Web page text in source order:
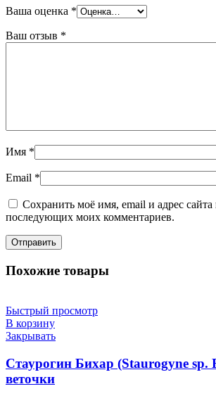
Ваша оценка *
Ваш отзыв *
Имя *
Email *
Сохранить моё имя, email и адрес сайта
последующих моих комментариев.
Похожие товары
Быстрый просмотр
В корзину
Закрывать
Стаурогин Бихар (Staurogyne sp.
веточки